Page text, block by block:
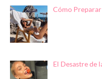
Cómo
El Desastre de